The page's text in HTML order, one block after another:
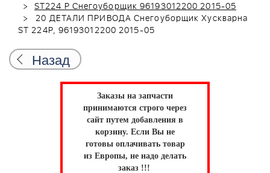
ST224 P Снегоуборщик 96193012200 2015-05
20 ДЕТАЛИ ПРИВОДА Снегоуборщик Хускварна
ST 224P, 96193012200 2015-05
Назад
Заказы на запчасти
принимаются строго через
сайт путем добавления в
корзину. Если Вы не
готовы оплачивать товар
из Европы, не надо делать
заказ !!!